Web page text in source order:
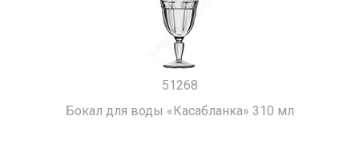
51268
Бокал для воды «Касабланка» 310 мл